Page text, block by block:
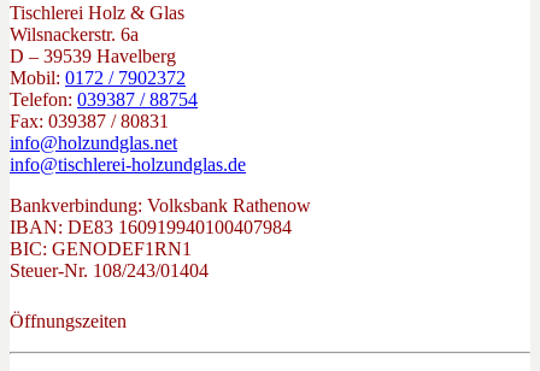
Tischlerei Holz & Glas
Wilsnackerstr. 6a
D – 39539 Havelberg
Mobil: 0172 / 7902372
Telefon: 039387 / 88754
Fax: 039387 / 80831
info@holzundglas.net
info@tischlerei-holzundglas.de
Bankverbindung: Volksbank Rathenow
IBAN: DE83 160919940100407984
BIC: GENODEF1RN1
Steuer-Nr. 108/243/01404
Öffnungszeiten